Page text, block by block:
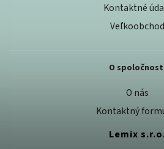
Kontaktné
Veľkoobchod
O
O nás
Kontaktný
Lemix